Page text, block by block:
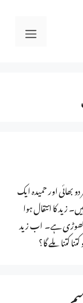
بھائی اور حمیدہ ایک
زید کا انتقال ہوا
چھوڑی ہے۔ اب زید
کتنا ملے گا؟